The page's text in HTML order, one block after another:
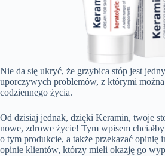
Nie da się ukryć, że grzybica stóp jest
uporczywych problemów, z którymi
codziennego życia.
Od dzisiaj jednak, dzięki Keramin, twoje
nowe, zdrowe życie! Tym wpisem
o tym produkcie, a także przekazać opinię
opinie klientów, którzy mieli okazję go